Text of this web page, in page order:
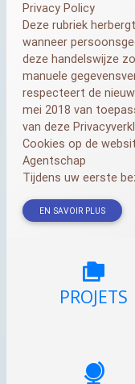
Privacy Policy
Deze rubriek
wanneer
deze handelswijze
manuele
respecteert de
mei 2018 van
van deze
Cookies op de
Agentschap
Tijdens uw eerste
EN SAVOIR PLUS
PROJETS